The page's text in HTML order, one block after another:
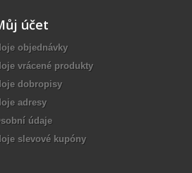
účet
objednávky
vrácené produkty
dobropisy
adresy
údaje
slevové kupóny